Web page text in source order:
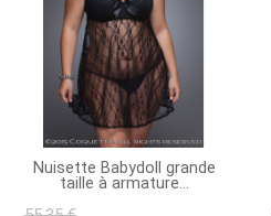
STOCK ÉPUISÉ
Nuisette Babydoll grande
taille à armature...